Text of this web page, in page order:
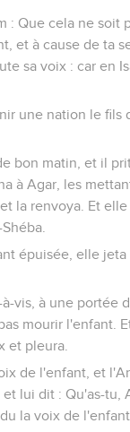
: Que cela ne soit
et à cause de ta
sa voix : car en
une nation le fils
bon matin, et il
à Agar, les
la renvoya. Et elle
épuisée, elle jeta
vis, à une portée
mourir l'enfant.
et pleura.
de l'enfant, et
lui dit : Qu'as-tu,
la voix de